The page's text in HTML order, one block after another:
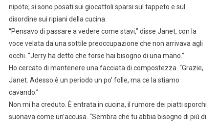
nipote; si sono posati sui giocattoli sparsi sul tappeto e sul
disordine sui ripiani della cucina.
“Pensavo di passare a vedere come stavi,” disse Janet, con la
voce velata da una sottile preoccupazione che non arrivava agli
occhi. “Jerry ha detto che forse hai bisogno di una mano.”
Ho cercato di mantenere una facciata di compostezza. “Grazie,
Janet. Adesso è un periodo un po’ folle, ma ce la stiamo
cavando.”
Non mi ha creduto. È entrata in cucina, il rumore dei piatti sporchi
suonava come un’accusa. “Sembra che tu abbia bisogno di più di